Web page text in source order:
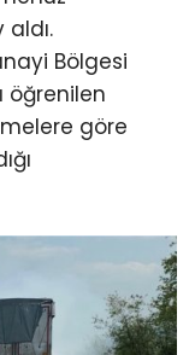
Bölgesi
öğrenilen
göre